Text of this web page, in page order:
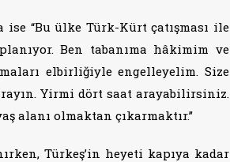
“Bu ülke Türk-Kürt çatışması ile
Ben tabanıma hâkimim ve
elbirliğiyle engelleyelim. Size
Yirmi dört saat arayabilirsiniz.
alanı olmaktan çıkarmaktır.”
Türkeş’in heyeti kapıya kadar